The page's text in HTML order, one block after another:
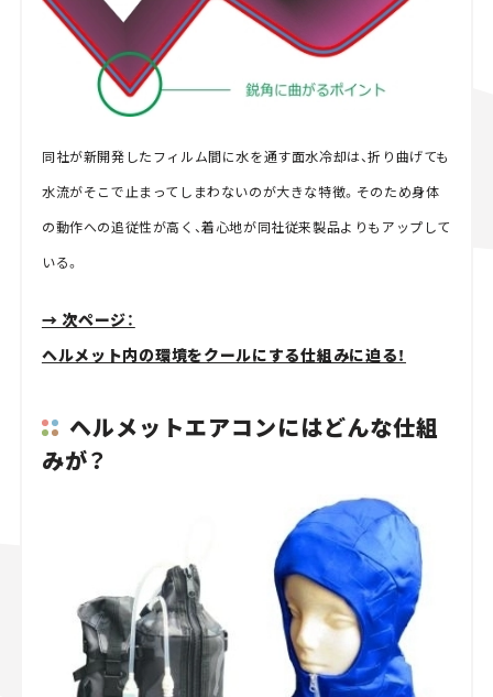
同社が新開発したフィルム間に水を通す面水冷却は、折り曲げても
水流がそこで止まってしまわないのが大きな特徴。そのため身体
の動作への追従性が高く、着心地が同社従来製品よりもアップして
いる。
→ 次ページ：
ヘルメット内の環境をクールにする仕組みに迫る！
ヘルメットエアコンにはどんな仕組
みが？